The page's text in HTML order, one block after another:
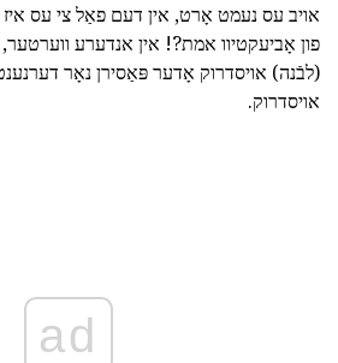
אויב עס נעמט אָרט, אין דעם פאַל צי עס איז
פון אָביעקטיוו אמת?! אין אנדערע
(לבֿנה) אויסדרוק אָדער פּאַסירן נאָר
אויסדרוק.
ad